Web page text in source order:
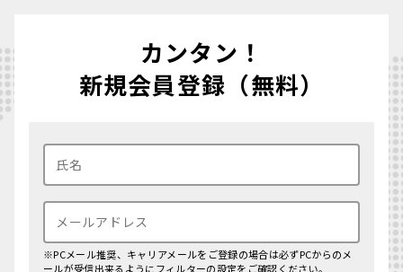
カンタン！
新規会員登録（無料）
※PCメール推奨、キャリアメールをご登録の場合は必ずPCからのメ
ールが受信出来るようにフィルターの設定をご確認ください。